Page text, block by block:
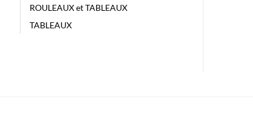
ROULEAUX et TABLEAUX
TABLEAUX